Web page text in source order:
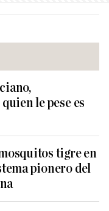
le pese es
tigre en
pionero del